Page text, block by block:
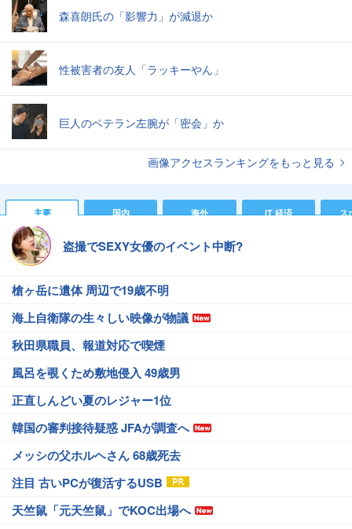
森喜朗氏の「影響力」が減退か
性被害者の友人「ラッキーやん」
巨人のベテラン左腕が「密会」か
画像アクセスランキングをもっと見る
主要 国内 海外 IT 経済 ス
盗撮でSEXY女優のイベント中断?
槍ヶ岳に遺体 周辺で19歳不明
海上自衛隊の生々しい映像が物議
秋田県職員、報道対応で喫煙
風呂を覗くため敷地侵入 49歳男
正直しんどい夏のレジャー1位
韓国の審判接待疑惑 JFAが調査へ
メッシの父ホルヘさん 68歳死去
注目 古いPCが復活するUSB
天竺鼠「元天竺鼠」でKOC出場へ